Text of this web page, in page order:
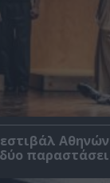
Αθηνών